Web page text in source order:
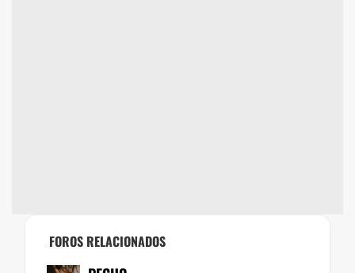
FOROS RELACIONADOS